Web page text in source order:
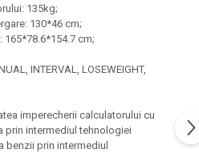
135kg;
130*46 cm;
165*78.6*154.7 cm;
INTERVAL, LOSEWEIGHT,
imperecherii calculatorului cu
prin intermediul tehnologiei
benzii prin intermediul